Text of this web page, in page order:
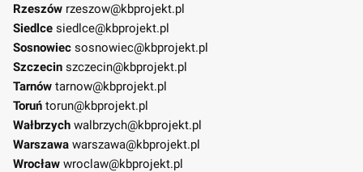
Rzeszów rzeszow@kbprojekt.pl
Siedlce siedlce@kbprojekt.pl
Sosnowiec sosnowiec@kbprojekt.pl
Szczecin szczecin@kbprojekt.pl
Tarnów tarnow@kbprojekt.pl
Toruń torun@kbprojekt.pl
Wałbrzych walbrzych@kbprojekt.pl
Warszawa warszawa@kbprojekt.pl
Wrocław wroclaw@kbprojekt.pl